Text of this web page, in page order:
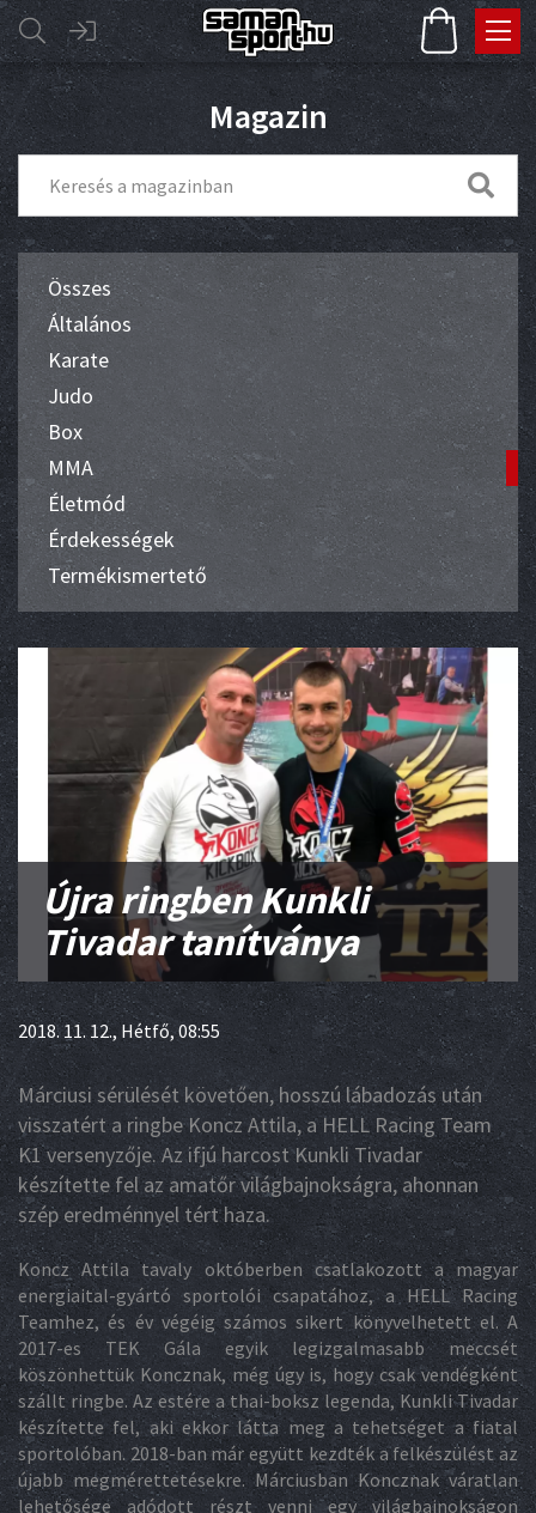
Magazin
Összes
Általános
Karate
Judo
Box
MMA
Életmód
Érdekességek
Termékismertető
Újra ringben Kunkli
Tivadar tanítványa
2018. 11. 12., Hétfő, 08:55
Márciusi sérülését követően, hosszú lábadozás után
visszatért a ringbe Koncz Attila, a HELL Racing Team
K1 versenyzője. Az ifjú harcost Kunkli Tivadar
készítette fel az amatőr világbajnokságra, ahonnan
szép eredménnyel tért haza.
Koncz Attila tavaly októberben csatlakozott a magyar
energiaital-gyártó sportolói csapatához, a HELL Racing
Teamhez, és év végéig számos sikert könyvelhetett el. A
2017-es TEK Gála egyik legizgalmasabb meccsét
köszönhettük Koncznak, még úgy is, hogy csak vendégként
szállt ringbe. Az estére a thai-boksz legenda, Kunkli Tivadar
készítette fel, aki ekkor látta meg a tehetséget a fiatal
sportolóban. 2018-ban már együtt kezdték a felkészülést az
újabb megmérettetésekre. Márciusban Koncznak váratlan
lehetősége adódott részt venni egy világbajnokságon